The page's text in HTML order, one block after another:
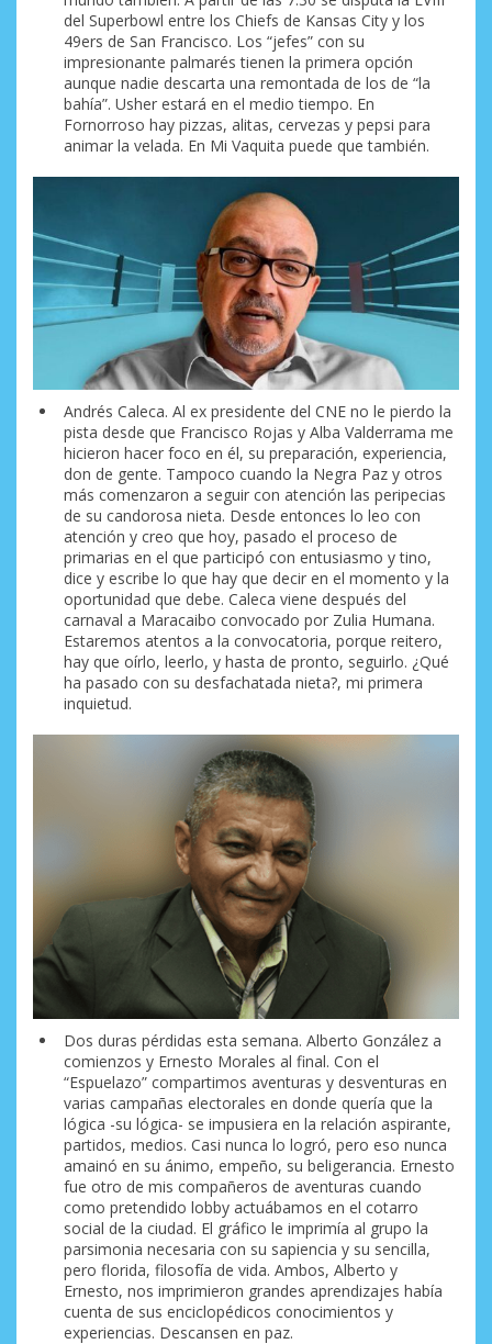
del Superbowl entre los Chiefs de Kansas City y los
49ers de San Francisco. Los “jefes” con su
impresionante palmarés tienen la primera opción
aunque nadie descarta una remontada de los de “la
bahía”. Usher estará en el medio tiempo. En
Fornorroso hay pizzas, alitas, cervezas y pepsi para
animar la velada. En Mi Vaquita puede que también.
Andrés Caleca. Al ex presidente del CNE no le pierdo la
pista desde que Francisco Rojas y Alba Valderrama me
hicieron hacer foco en él, su preparación, experiencia,
don de gente. Tampoco cuando la Negra Paz y otros
más comenzaron a seguir con atención las peripecias
de su candorosa nieta. Desde entonces lo leo con
atención y creo que hoy, pasado el proceso de
primarias en el que participó con entusiasmo y tino,
dice y escribe lo que hay que decir en el momento y la
oportunidad que debe. Caleca viene después del
carnaval a Maracaibo convocado por Zulia Humana.
Estaremos atentos a la convocatoria, porque reitero,
hay que oírlo, leerlo, y hasta de pronto, seguirlo. ¿Qué
ha pasado con su desfachatada nieta?, mi primera
inquietud.
Dos duras pérdidas esta semana. Alberto González a
comienzos y Ernesto Morales al final. Con el
“Espuelazo” compartimos aventuras y desventuras en
varias campañas electorales en donde quería que la
lógica -su lógica- se impusiera en la relación aspirante,
partidos, medios. Casi nunca lo logró, pero eso nunca
amainó en su ánimo, empeño, su beligerancia. Ernesto
fue otro de mis compañeros de aventuras cuando
como pretendido lobby actuábamos en el cotarro
social de la ciudad. El gráfico le imprimía al grupo la
parsimonia necesaria con su sapiencia y su sencilla,
pero florida, filosofía de vida. Ambos, Alberto y
Ernesto, nos imprimieron grandes aprendizajes había
cuenta de sus enciclopédicos conocimientos y
experiencias. Descansen en paz.